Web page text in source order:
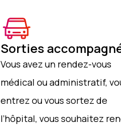
Sorties
Vous avez un rendez-vous
médical ou administratif,
entrez ou vous sortez de
l’hôpital, vous souhaitez